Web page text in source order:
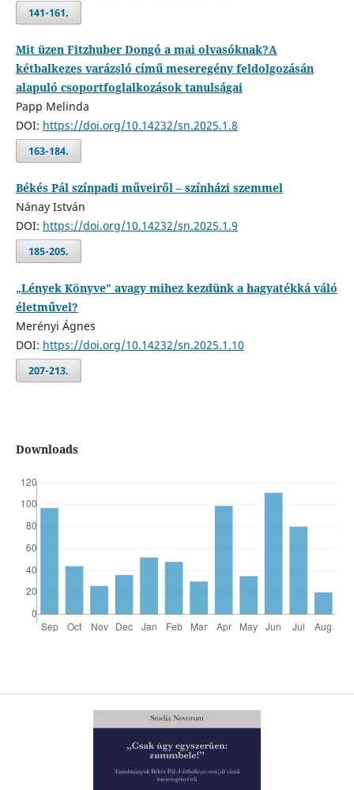
141-161.
Mit üzen Fitzhuber Dongó a mai olvasóknak?A
kétbalkezes varázsló című meseregény feldolgozásán
alapuló csoportfoglalkozások tanulságai
Papp Melinda
DOI: https://doi.org/10.14232/sn.2025.1.8
163-184.
Békés Pál színpadi műveiről – színházi szemmel
Nánay István
DOI: https://doi.org/10.14232/sn.2025.1.9
185-205.
„Lények Könyve” avagy mihez kezdünk a hagyatékká váló
életművel?
Merényi Ágnes
DOI: https://doi.org/10.14232/sn.2025.1.10
207-213.
Downloads